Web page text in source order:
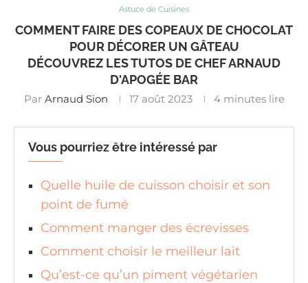
Astuce de Cuisines
COMMENT FAIRE DES COPEAUX DE CHOCOLAT
POUR DÉCORER UN GÂTEAU
DÉCOUVREZ LES TUTOS DE CHEF ARNAUD
D'APOGÉE BAR
Par Arnaud Sion 17 août 2023 4 minutes lire
Vous pourriez être intéressé par
Quelle huile de cuisson choisir et son
point de fumé
Comment manger des écrevisses
Comment choisir le meilleur lait
Qu’est-ce qu’un piment végétarien